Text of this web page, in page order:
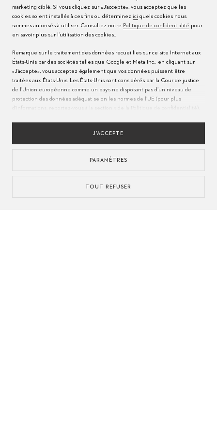
43mm USD 80,500
RÉINITIALISER LE FILTRE
marketing ciblé. Si vous cliquez sur «J’accepte», vous acceptez que les
cookies soient installés à ces fins ou déterminez ici quels cookies nous
sommes autorisés à utiliser. Consultez notre Politique de confidentialité pour
en savoir plus sur l’utilisation des cookies..
Remarque sur le traitement des données recueillies sur ce site Internet aux
États-Unis par des sociétés telles que Google et Meta Inc.: en cliquant sur
«J’accepte», vous acceptez également que vos données puissent être
traitées aux États-Unis. Les États-Unis sont considérés par la Cour de justice
de l’Union européenne comme un pays ne disposant pas d’un niveau de
protection des données adéquat selon les normes de l’UE (pour plus
d’informations, reportez-vous à la section 9 de la
J’ACCEPTE
PARAMÈTRES
TOUT REFUSER